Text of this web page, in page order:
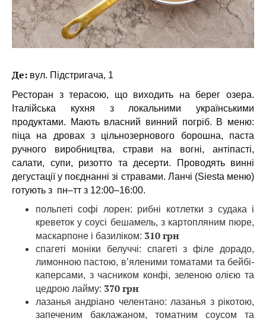
Де: вул. Підстригача, 1
Ресторан з терасою, що виходить на берег озера.
Італійська кухня з локальними українськими
продуктами. Мають власний винний погріб. В меню:
піца на дровах з цільнозернового борошна, паста
ручного виробництва, страви на вогні, антіпасті,
салати, супи, ризотто та десерти. Проводять винні
дегустації у поєднанні зі стравами. Ланчі (Siesta меню)
готують з пн–тт з 12:00–16:00.
польпеті софі лорен: рибні котлетки з судака і
креветок у соусі бешамель, з картопляним пюре,
маскарпоне і базиліком: 310 грн
спагеті моніки белуччі: спагеті з філе дорадо,
лимонною пастою, в’яленими томатами та бейбі-
каперсами, з часником конфі, зеленою олією та
цедрою лайму: 370 грн
лазанья андріано челентано: лазанья з рікотою,
запеченим баклажаном, томатним соусом та